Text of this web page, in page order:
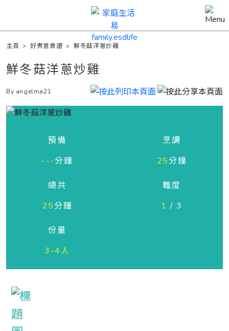
主頁 >好煮意食譜 >鮮冬菇洋蔥炒雞
鮮冬菇洋蔥炒雞
By angelma21
預備
---分鐘
烹調
25分鐘
總共
25分鐘
難度
1 / 3
份量
3-4人